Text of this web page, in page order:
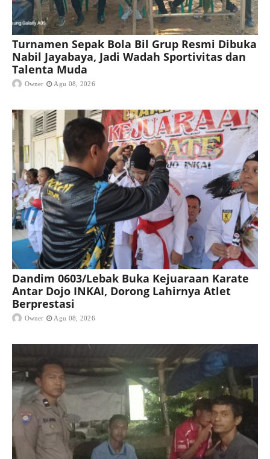
Turnamen Sepak Bola Bil Grup Resmi Dibuka
Nabil Jayabaya, Jadi Wadah Sportivitas dan
Talenta Muda
Owner Agu 08, 2026
Dandim 0603/Lebak Buka Kejuaraan Karate
Antar Dojo INKAI, Dorong Lahirnya Atlet
Berprestasi
Owner Agu 08, 2026